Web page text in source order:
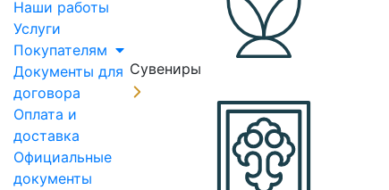
Наши работы
Услуги
Покупателям
Документы для
договора
Оплата и
доставка
Официальные
документы
Сувениры